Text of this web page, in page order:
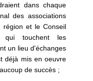
dans chaque
des associations
région et le Conseil
qui touchent les
un lieu d'échanges
déjà mis en oeuvre
de succès ;